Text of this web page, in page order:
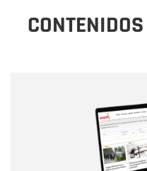
Correo electrónico